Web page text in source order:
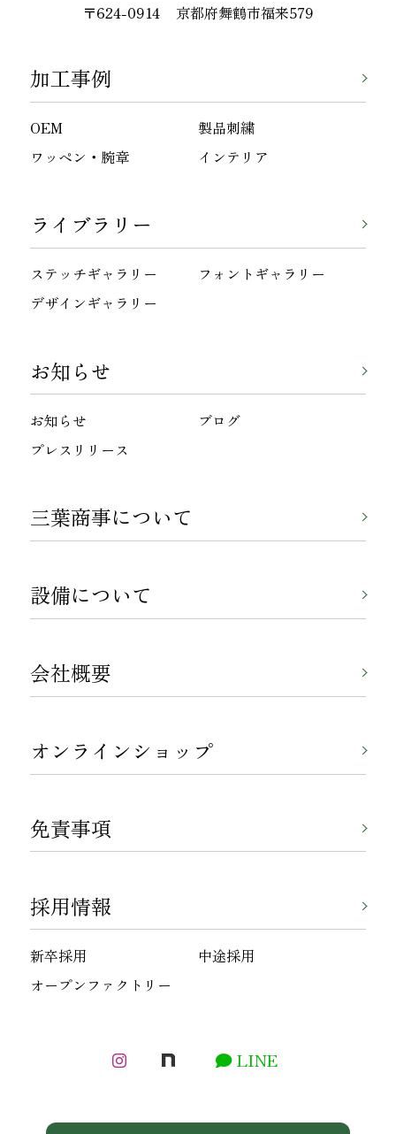
〒624-0914 京都府舞鶴市福来579
加工事例
OEM
製品刺繍
ワッペン・腕章
インテリア
ライブラリー
ステッチギャラリー
フォントギャラリー
デザインギャラリー
お知らせ
お知らせ
ブログ
プレスリリース
三葉商事について
設備について
会社概要
オンラインショップ
免責事項
採用情報
新卒採用
中途採用
オープンファクトリー
LINE